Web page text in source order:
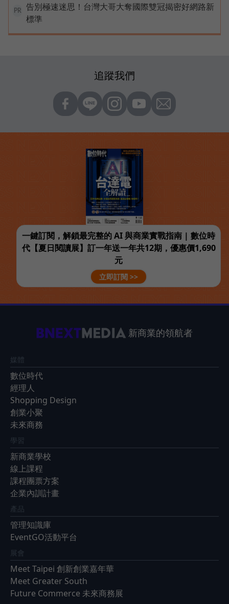
PR
告別極速迷思！台灣大哥大奪國際雙冠揭密好網路新
標準
追蹤我們
一鍵訂閱，解鎖最完整的 AI 與商業實戰指南 | 數位時
代【夏日閱讀展】訂一年送一年共12期，優惠價1,690
元
立即訂閱 >>
新商業的領航者
媒體
數位時代
經理人
Shopping Design
創業小聚
未來商務
學習
新商業學校
線上課程
課程團票方案
企業內訓計畫
產品
管理知識庫
EventGO活動平台
展會
Meet Taipei 創新創業嘉年華
Meet Greater South
Future Commerce 未來商務展